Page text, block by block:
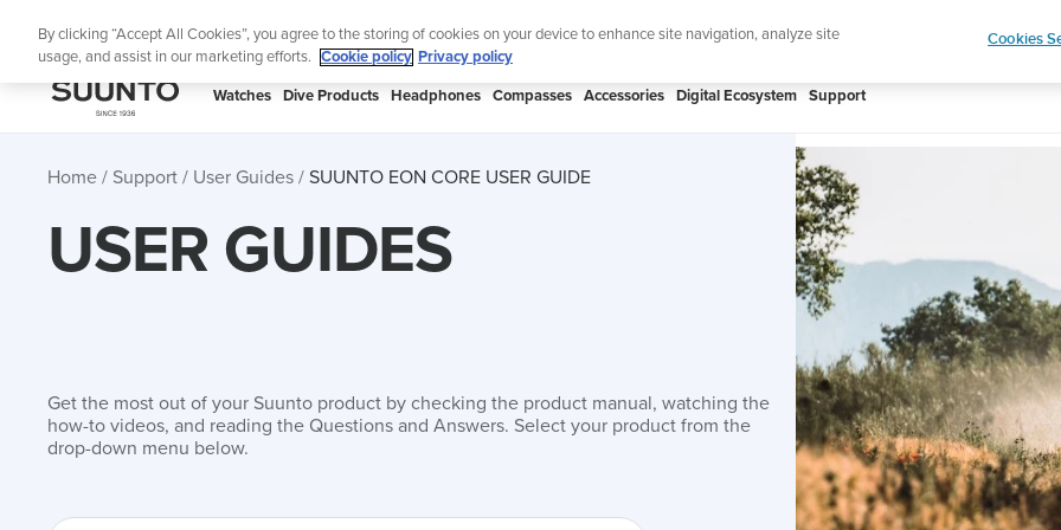
Lightweight sports watch designed for runners Shop
SUUNTO
Watches Dive Products Headphones Compasses Accessories Digital Ecosystem Support
Home Support User Guides SUUNTO EON CORE USER GUIDE
USER GUIDES
Get the most out of your Suunto product by checking the product manual, watching the
how-to videos, and reading the Questions and Answers. Select your product from the
drop-down menu below.
By clicking “Accept All Cookies”, you agree to the storing of cookies on your device to enhance site navigation, analyze site
usage, and assist in our marketing efforts.
Cookie policy Privacy policy
Cookies